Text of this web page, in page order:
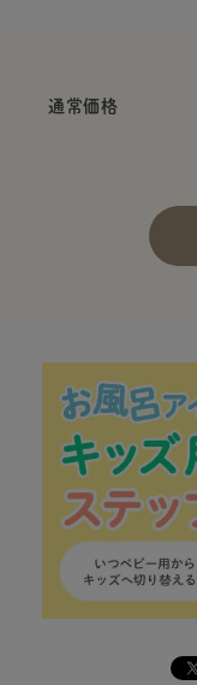
通常価格